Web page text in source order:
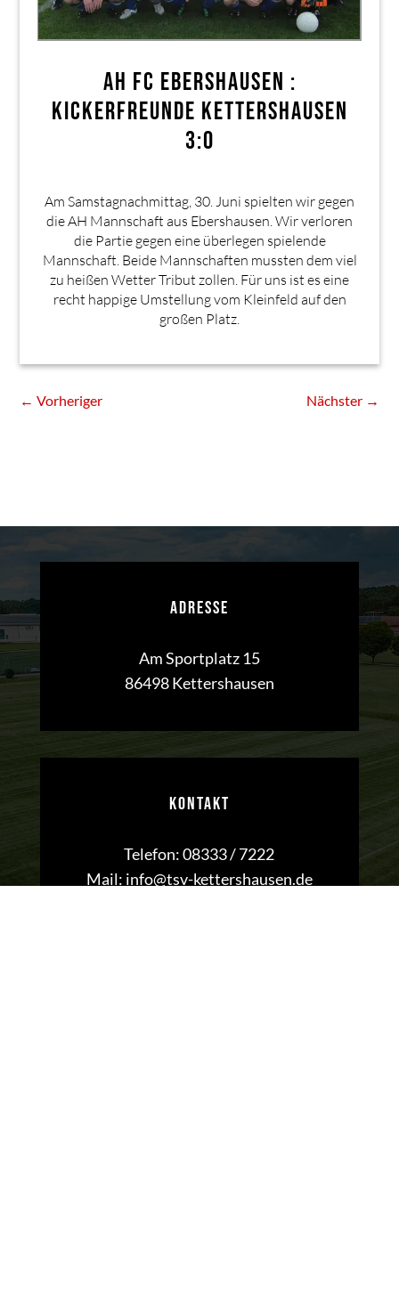
AH FC EBERSHAUSEN :
KICKERFREUNDE KETTERSHAUSEN
3:0
Am Samstagnachmittag, 30. Juni spielten wir gegen
die AH Mannschaft aus Ebershausen. Wir verloren
die Partie gegen eine überlegen spielende
Mannschaft. Beide Mannschaften mussten dem viel
zu heißen Wetter Tribut zollen. Für uns ist es eine
recht happige Umstellung vom Kleinfeld auf den
großen Platz.
←Vorheriger Nächster→
ADRESSE
Am Sportplatz 15
86498 Kettershausen
KONTAKT
Telefon:08333 / 7222
Mail: info@tsv-kettershausen.de